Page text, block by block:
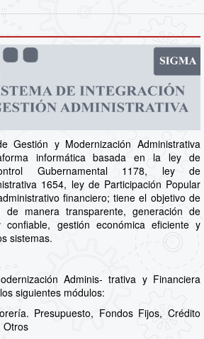
Gestión y Modernización Administrativa
informática basada en la ley de
Gubernamental 1178, ley de
1654, ley de Participación Popular
financiero; tiene el objetivo de
manera transparente, generación de
confiable, gestión económica eficiente y
sistemas.
Adminis- trativa y Financiera
siguientes módulos:
Presupuesto, Fondos Fijos, Crédito
Otros